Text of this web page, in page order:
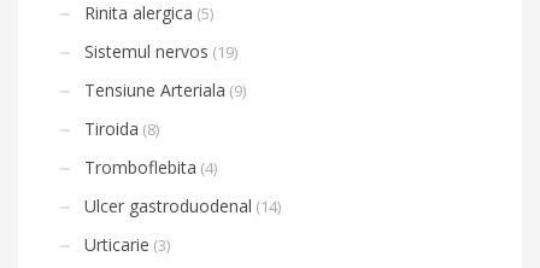
Rinita alergica (5)
Sistemul nervos (19)
Tensiune Arteriala (9)
Tiroida (8)
Tromboflebita (4)
Ulcer gastroduodenal (14)
Urticarie (3)